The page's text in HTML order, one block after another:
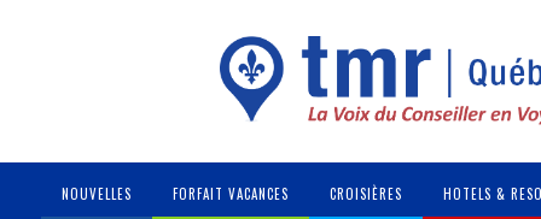
NOUVELLES FORFAIT VACANCES CROISIÈRES HOTELS &